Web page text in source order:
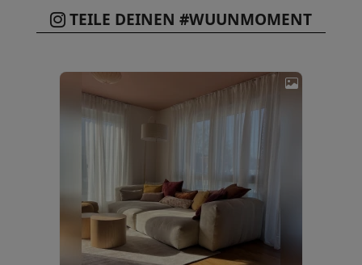
TEILE DEINEN #WUUNMOMENT